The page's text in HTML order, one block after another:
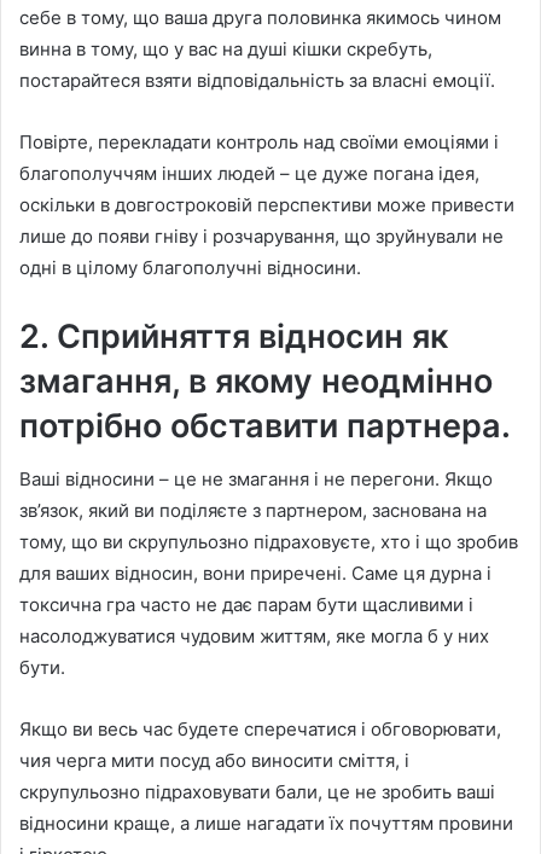
себе в тому, що ваша друга половинка якимось чином
винна в тому, що у вас на душі кішки скребуть,
постарайтеся взяти відповідальність за власні емоції.
Повірте, перекладати контроль над своїми емоціями і
благополуччям інших людей – це дуже погана ідея,
оскільки в довгостроковій перспективи може привести
лише до появи гніву і розчарування, що зруйнували не
одні в цілому благополучні відносини.
2. Сприйняття відносин як
змагання, в якому неодмінно
потрібно обставити партнера.
Ваші відносини – це не змагання і не перегони. Якщо
зв’язок, який ви поділяєте з партнером, заснована на
тому, що ви скрупульозно підраховуєте, хто і що зробив
для ваших відносин, вони приречені. Саме ця дурна і
токсична гра часто не дає парам бути щасливими і
насолоджуватися чудовим життям, яке могла б у них
бути.
Якщо ви весь час будете сперечатися і обговорювати,
чия черга мити посуд або виносити сміття, і
скрупульозно підраховувати бали, це не зробить ваші
відносини краще, а лише нагадати їх почуттям провини